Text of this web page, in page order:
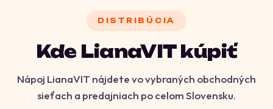
DISTRIBÚCIA
Kde LianaVIT kúpiť
Nápoj LianaVIT nájdete vo vybraných obchodných
sieťach a predajniach po celom Slovensku.